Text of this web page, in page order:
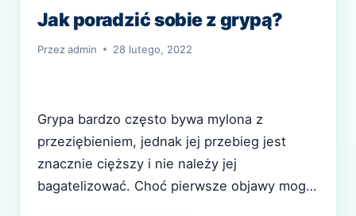
Jak poradzić sobie z grypą?
Przezadmin 28 lutego, 2022
Grypa bardzo często bywa mylona z
przeziębieniem, jednak jej przebieg jest
znacznie cięższy i nie należy jej
bagatelizować. Choć pierwsze objawy mogą